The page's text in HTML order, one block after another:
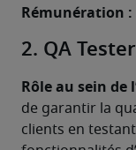
Rémunération :
2. QA
Rôle au sein de
de garantir la
clients en